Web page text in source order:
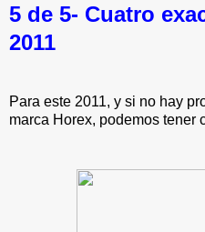
5 de 5- Cuatro
2011
Para este 2011, y si no hay
marca Horex, podemos tener